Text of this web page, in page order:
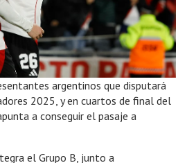
argentinos que disputará
2025, y en cuartos de final del
a conseguir el pasaje a
el Grupo B, junto a